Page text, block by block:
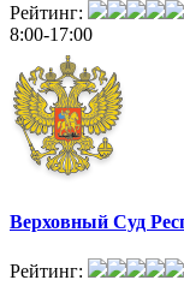
Рейтинг:
8:00-17:00
Верховный Суд
Рейтинг: